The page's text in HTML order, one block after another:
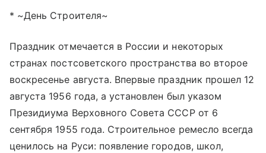
* ~День Строителя~
Праздник отмечается в России и некоторых
странах постсоветского пространства во второе
воскресенье августа. Впервые праздник прошел 12
августа 1956 года, а установлен был указом
Президиума Верховного Совета СССР от 6
сентября 1955 года. Строительное ремесло всегда
ценилось на Руси: появление городов, школ,